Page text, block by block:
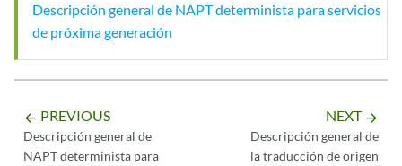
Descripción general de NAPT determinista para servicios
de próxima generación
arrow_backward PREVIOUS
Descripción general de
NAPT determinista para
NEXT arrow_forward
Descripción general de
la traducción de origen